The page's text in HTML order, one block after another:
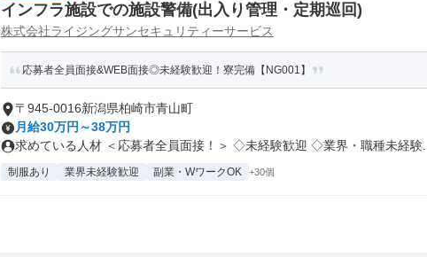
インフラ施設での施設警備(出入り管理・定期巡回)
株式会社ライジングサンセキュリティーサービス
応募者全員面接&WEB面接◎未経験歓迎！寮完備【NG001】
〒945-0016新潟県柏崎市青山町
月給30万円～38万円
求めている人材 ＜応募者全員面接！＞ ◇未経験歓迎 ◇業界・職種未経験...
制服あり 業界未経験歓迎 副業・WワークOK +30個